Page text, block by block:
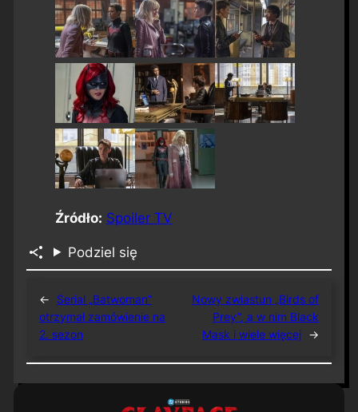
Źródło: Spoiler TV
Podziel się
←
Serial „Batwoman”
otrzymał zamówienie na
2. sezon
Nowy zwiastun „Birds of
Prey”, a w nim Black
Mask i wiele więcej →